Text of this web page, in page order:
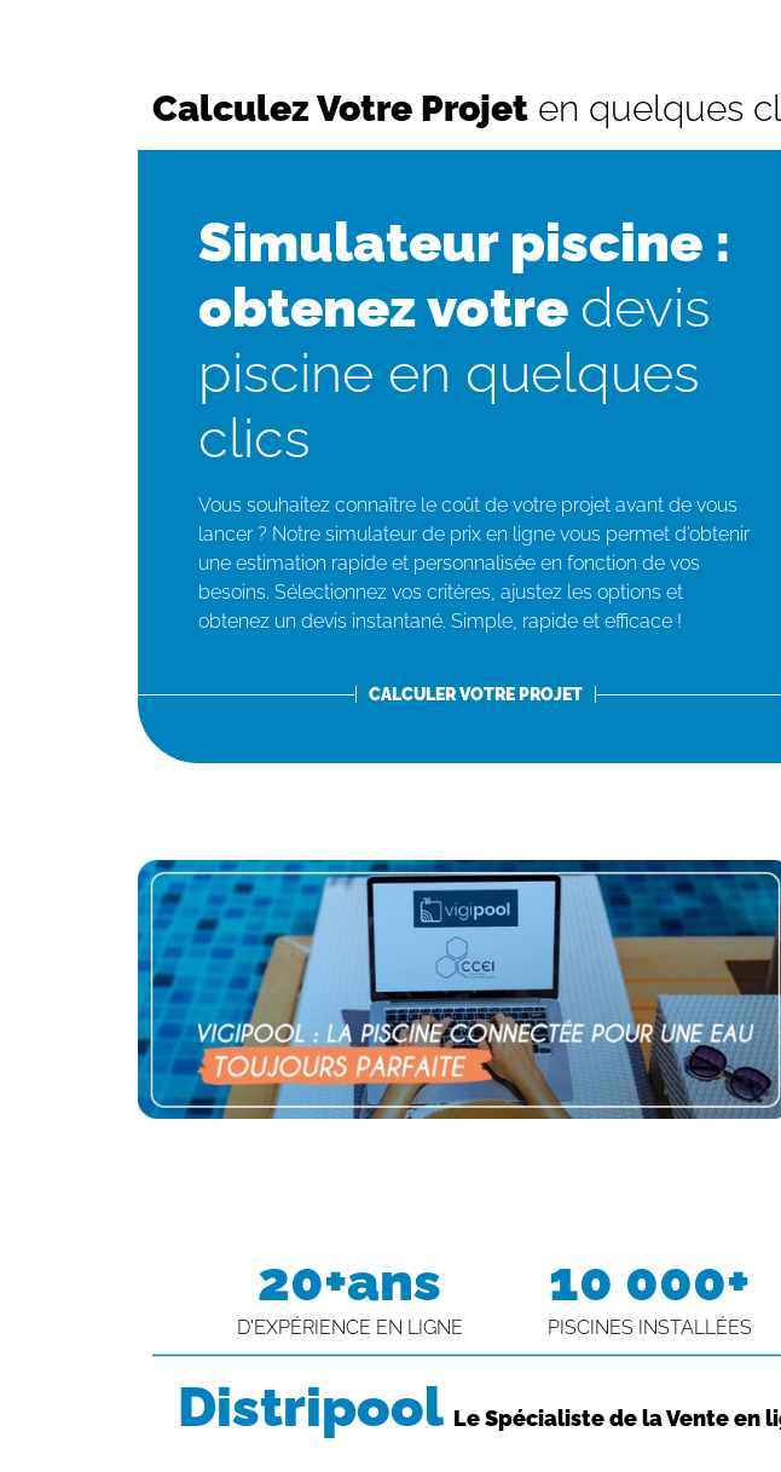
Calculez Votre Projet en quelques
Simulateur piscine :
obtenez votre devis
piscine en quelques
clics
Vous souhaitez connaître le coût de votre projet avant de vous
lancer ? Notre simulateur de prix en ligne vous permet d’obtenir
une estimation rapide et personnalisée en fonction de vos
besoins. Sélectionnez vos critères, ajustez les options et
obtenez un devis instantané. Simple, rapide et efficace !
CALCULER VOTRE PROJET
20+ans
D'EXPÉRIENCE EN LIGNE
10 000+
PISCINES INSTALLÉES
Distripool Le Spécialiste de la Vente en